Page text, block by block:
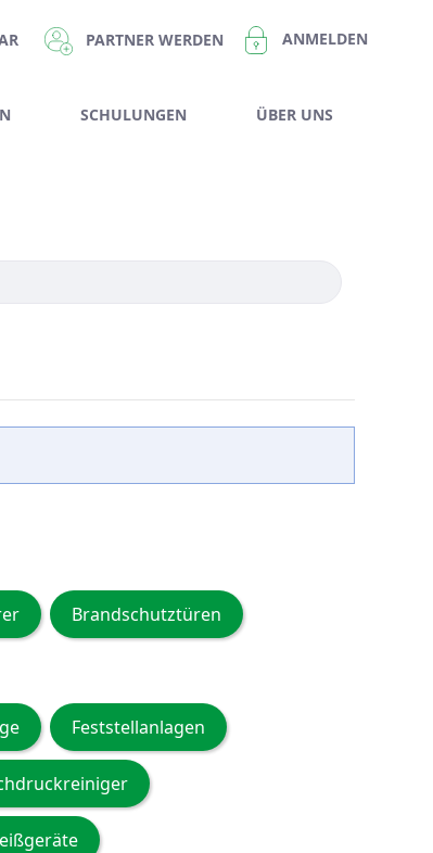
PARTNER WERDEN ANMELDEN
SCHULUNGEN ÜBER UNS
Brandschutztüren
Feststellanlagen